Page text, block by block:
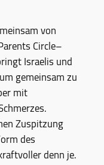
von
Circle–
Israelis und
gemeinsam zu
mit
Zuspitzung
des
denn je.